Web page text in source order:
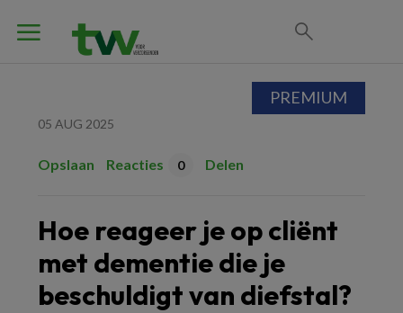
05 AUG 2025
Opslaan Reacties 0 Delen
Hoe reageer je op cliënt
met dementie die je
beschuldigt van diefstal?
PREMIUM